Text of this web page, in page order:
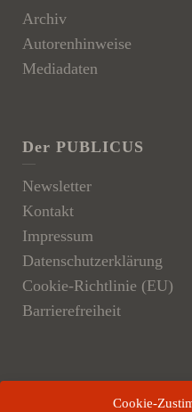
Cookie-
Archiv
Autorenhinweise
Mediadaten
Der PUBLICUS
Newsletter
Kontakt
Impressum
Datenschutzerklärung
Cookie-Richtlinie (EU)
Barrierefreiheit